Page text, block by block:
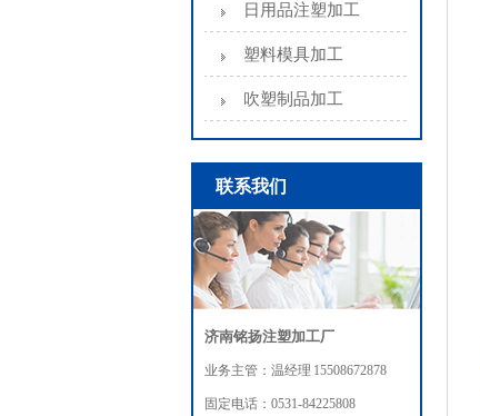
日用品注塑加工
塑料模具加工
吹塑制品加工
联系我们
济南铭扬注塑加工厂
业务主管：温经理 15508672878
固定电话：0531-84225808